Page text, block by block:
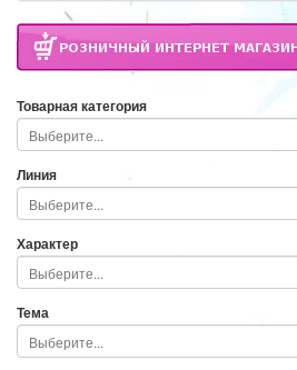
Товарная категория
Линия
Характер
Тема